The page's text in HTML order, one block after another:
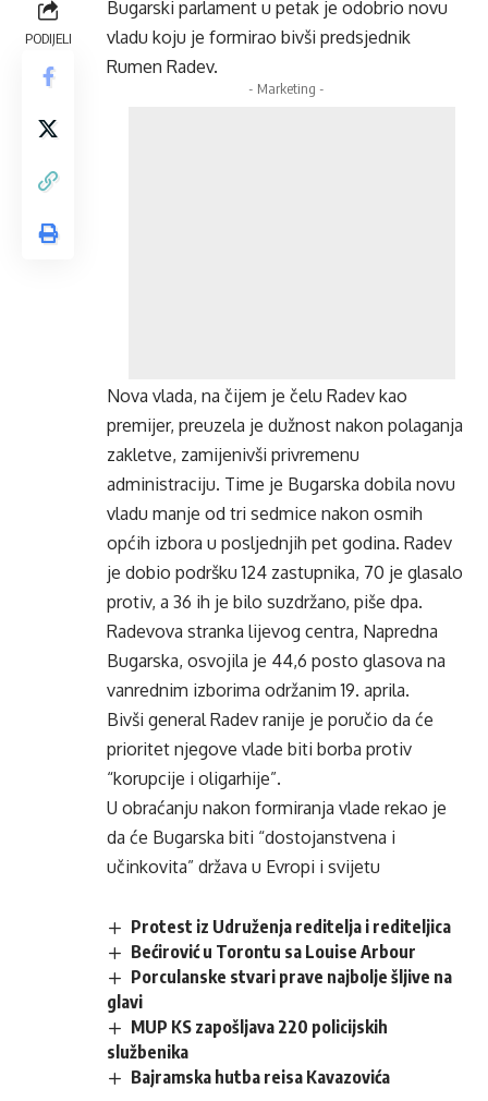
PODIJELI
Bugarski parlament u petak je odobrio novu
vladu koju je formirao bivši predsjednik
Rumen Radev.
- Marketing -
Nova vlada, na čijem je čelu Radev kao
premijer, preuzela je dužnost nakon polaganja
zakletve, zamijenivši privremenu
administraciju. Time je Bugarska dobila novu
vladu manje od tri sedmice nakon osmih
općih izbora u posljednjih pet godina. Radev
je dobio podršku 124 zastupnika, 70 je glasalo
protiv, a 36 ih je bilo suzdržano, piše dpa.
Radevova stranka lijevog centra, Napredna
Bugarska, osvojila je 44,6 posto glasova na
vanrednim izborima održanim 19. aprila.
Bivši general Radev ranije je poručio da će
prioritet njegove vlade biti borba protiv
“korupcije i oligarhije”.
U obraćanju nakon formiranja vlade rekao je
da će Bugarska biti “dostojanstvena i
učinkovita” država u Evropi i svijetu
Protest iz Udruženja reditelja i rediteljica
Bećirović u Torontu sa Louise Arbour
Porculanske stvari prave najbolje šljive na
glavi
MUP KS zapošljava 220 policijskih
službenika
Bajramska hutba reisa Kavazovića